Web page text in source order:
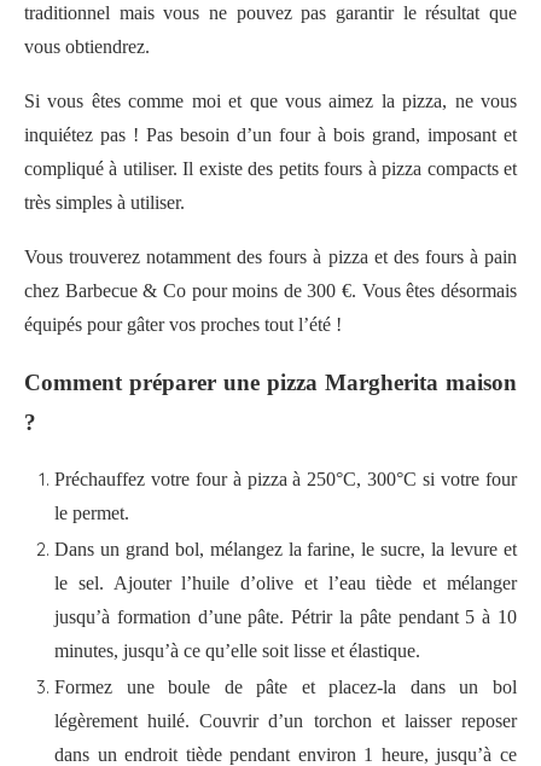
traditionnel mais vous ne pouvez pas garantir le résultat que
vous obtiendrez.
Si vous êtes comme moi et que vous aimez la pizza, ne vous
inquiétez pas ! Pas besoin d’un four à bois grand, imposant et
compliqué à utiliser. Il existe des petits fours à pizza compacts et
très simples à utiliser.
Vous trouverez notamment des fours à pizza et des fours à pain
chez Barbecue & Co pour moins de 300 €. Vous êtes désormais
équipés pour gâter vos proches tout l’été !
Comment préparer une pizza Margherita maison
?
Préchauffez votre four à pizza à 250°C, 300°C si votre four
le permet.
Dans un grand bol, mélangez la farine, le sucre, la levure et
le sel. Ajouter l’huile d’olive et l’eau tiède et mélanger
jusqu’à formation d’une pâte. Pétrir la pâte pendant 5 à 10
minutes, jusqu’à ce qu’elle soit lisse et élastique.
Formez une boule de pâte et placez-la dans un bol
légèrement huilé. Couvrir d’un torchon et laisser reposer
dans un endroit tiède pendant environ 1 heure, jusqu’à ce